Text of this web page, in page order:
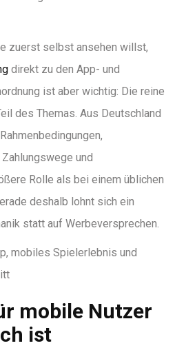
zuerst selbst ansehen willst,
direkt zu den App- und
ist aber wichtig: Die reine
des Themas. Aus Deutschland
und
Rolle als bei einem üblichen
deshalb lohnt sich ein
statt auf Werbeversprechen.
mobile Nutzer
ist